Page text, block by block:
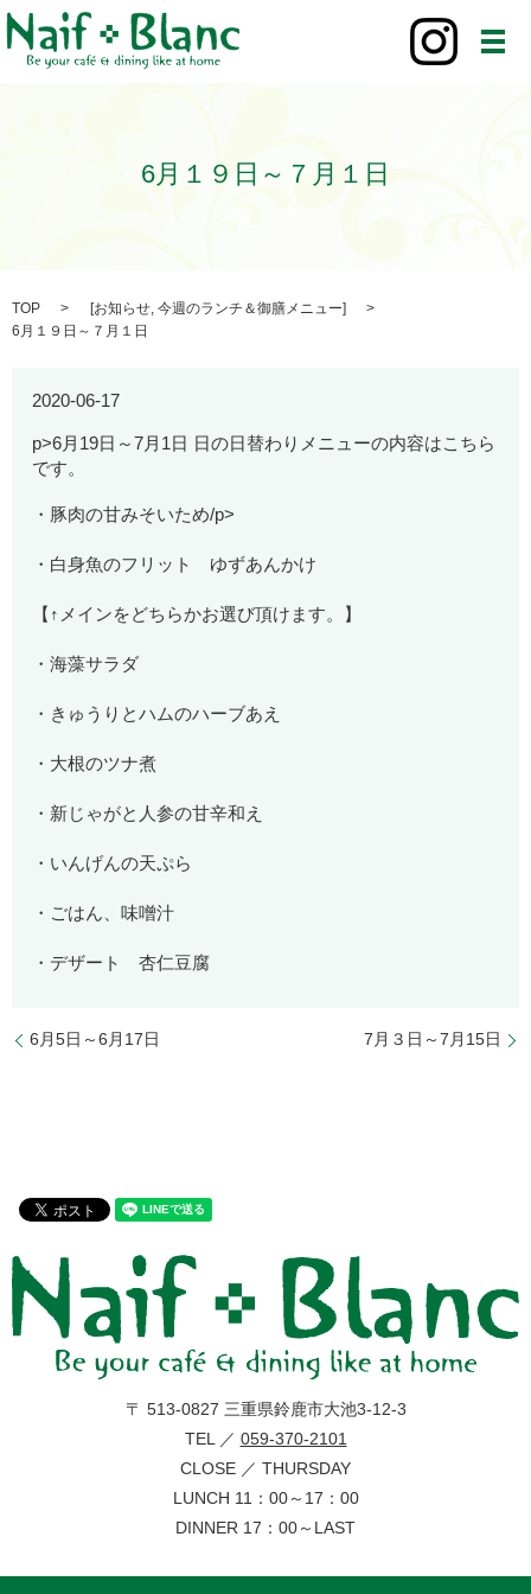
メ
6月１９日～７月１日
TOP [お知らせ, 今週のランチ＆御膳メニュー]
6月１９日～７月１日
2020-06-17
p>6月19日～7月1日 日の日替わりメニューの内容はこちら
です。
・豚肉の甘みそいため/p>
・白身魚のフリット ゆずあんかけ
【↑メインをどちらかお選び頂けます。】
・海藻サラダ
・きゅうりとハムのハーブあえ
・大根のツナ煮
・新じゃがと人参の甘辛和え
・いんげんの天ぷら
・ごはん、味噌汁
・デザート 杏仁豆腐
6月5日～6月17日 7月３日～7月15日
〒 513-0827 三重県鈴鹿市大池3-12-3
TEL ／ 059-370-2101
CLOSE ／ THURSDAY
LUNCH 11：00～17：00
DINNER 17：00～LAST